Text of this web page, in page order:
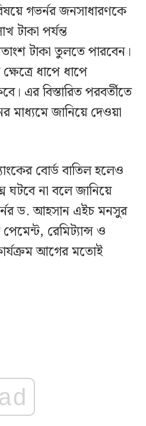
গভর্নর জনসাধারণকে
টাকা পর্যন্ত
টাকা তুলতে পারবেন।
ধাপে ধাপে
এর বিস্তারিত পরবর্তীতে
মাধ্যমে জানিয়ে দেওয়া
বোর্ড বাতিল হলেও
ঘটবে না বলে জানিয়ে
ড. আহসান এইচ মনসুর
রেমিট্যান্স ও
আগের মতোই
ad